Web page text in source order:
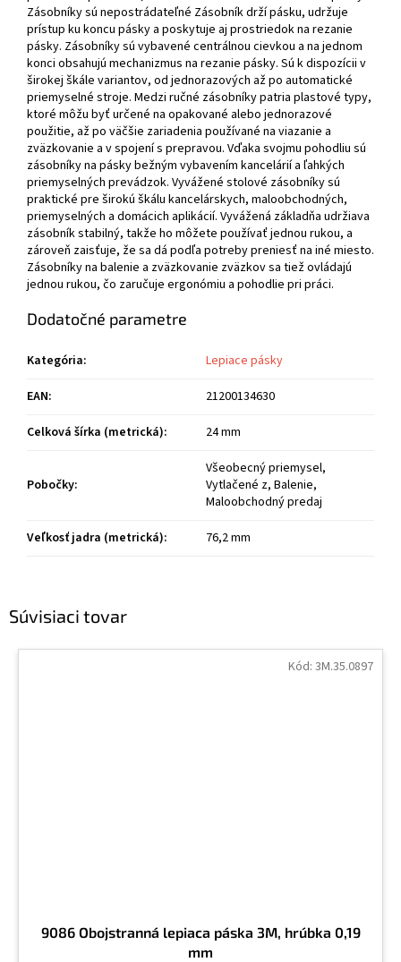
Súvisiaci tovar
9086 Obojstranná lepiaca páska 3M, hrúbka 0,19
mm
Kód: 3M.35.0897
Zásobníky sú nepostrádateľné Zásobník drží pásku, udržuje
prístup ku koncu pásky a poskytuje aj prostriedok na rezanie
pásky. Zásobníky sú vybavené centrálnou cievkou a na jednom
konci obsahujú mechanizmus na rezanie pásky. Sú k dispozícii v
širokej škále variantov, od jednorazových až po automatické
priemyselné stroje. Medzi ručné zásobníky patria plastové typy,
ktoré môžu byť určené na opakované alebo jednorazové
použitie, až po väčšie zariadenia používané na viazanie a
zväzkovanie a v spojení s prepravou. Vďaka svojmu pohodliu sú
zásobníky na pásky bežným vybavením kancelárií a ľahkých
priemyselných prevádzok. Vyvážené stolové zásobníky sú
praktické pre širokú škálu kancelárskych, maloobchodných,
priemyselných a domácich aplikácií. Vyvážená základňa udržiava
zásobník stabilný, takže ho môžete používať jednou rukou, a
zároveň zaisťuje, že sa dá podľa potreby preniesť na iné miesto.
Zásobníky na balenie a zväzkovanie zväzkov sa tiež ovládajú
jednou rukou, čo zaručuje ergonómiu a pohodlie pri práci.
Dodatočné parametre
Kategória:
Lepiace pásky
EAN:
21200134630
Celková šírka (metrická): 24 mm
Pobočky:
Všeobecný priemysel,
Vytlačené z, Balenie,
Maloobchodný predaj
Veľkosť jadra (metrická): 76,2 mm